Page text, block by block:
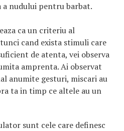
nudului pentru barbat.
ca un criteriu al
cand exista stimuli care
de atenta, vei observa
amprenta. Ai observat
anumite gesturi, miscari au
ta in timp ce altele au un
sunt cele care definesc